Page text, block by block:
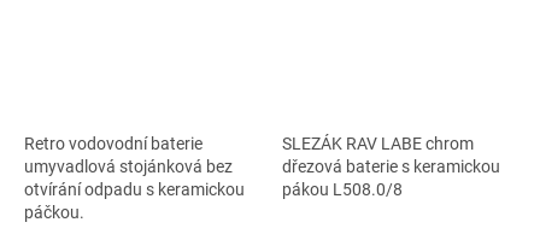
hvězdiček.
Retro vodovodní baterie
umyvadlová stojánková bez
otvírání odpadu s keramickou
páčkou.
hvězdiček.
SLEZÁK RAV LABE chrom
dřezová baterie s keramickou
pákou L508.0/8